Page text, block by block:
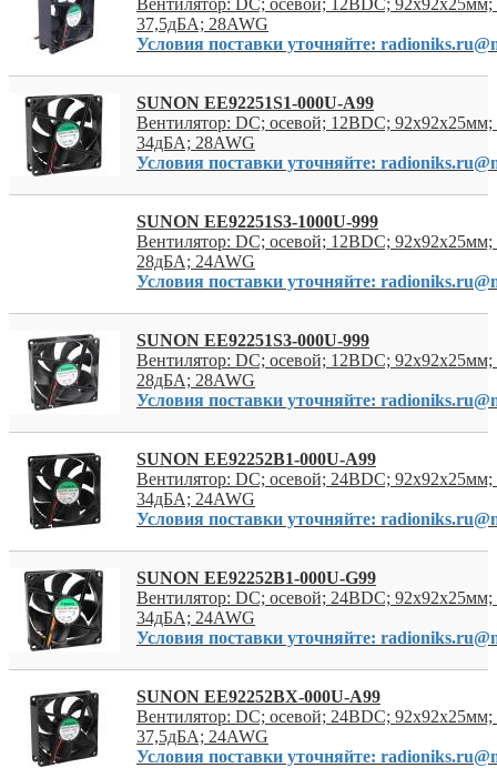
37,5дБА; 28AWG
Условия поставки уточняйте:
SUNON EE92251S1-000U-A99
Вентилятор: DC; осевой; 12ВDC; 92x92x25мм;
34дБА; 28AWG
Условия поставки уточняйте:
SUNON EE92251S3-1000U-999
Вентилятор: DC; осевой; 12ВDC; 92x92x25мм;
28дБА; 24AWG
Условия поставки уточняйте:
SUNON EE92251S3-000U-999
Вентилятор: DC; осевой; 12ВDC; 92x92x25мм;
28дБА; 28AWG
Условия поставки уточняйте:
SUNON EE92252B1-000U-A99
Вентилятор: DC; осевой; 24ВDC; 92x92x25мм;
34дБА; 24AWG
Условия поставки уточняйте:
SUNON EE92252B1-000U-G99
Вентилятор: DC; осевой; 24ВDC; 92x92x25мм;
34дБА; 24AWG
Условия поставки уточняйте:
SUNON EE92252BX-000U-A99
Вентилятор: DC; осевой; 24ВDC; 92x92x25мм;
37,5дБА; 24AWG
Условия поставки уточняйте: